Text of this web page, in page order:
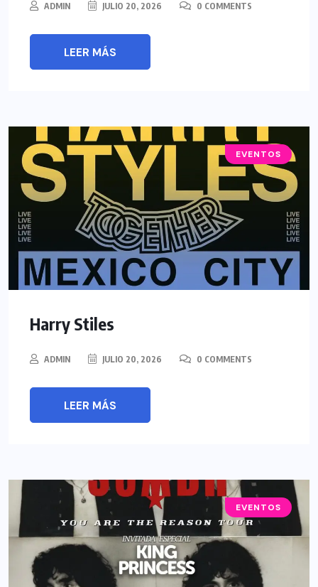
ADMIN JULIO 20, 2026 0 COMMENTS
LEER MÁS
EVENTOS
Harry Stiles
ADMIN JULIO 20, 2026 0 COMMENTS
LEER MÁS
EVENTOS